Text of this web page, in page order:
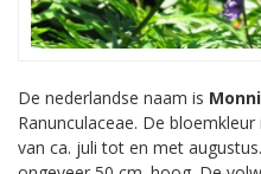
De nederlandse naam is
Ranunculaceae. De
van ca. juli tot en met